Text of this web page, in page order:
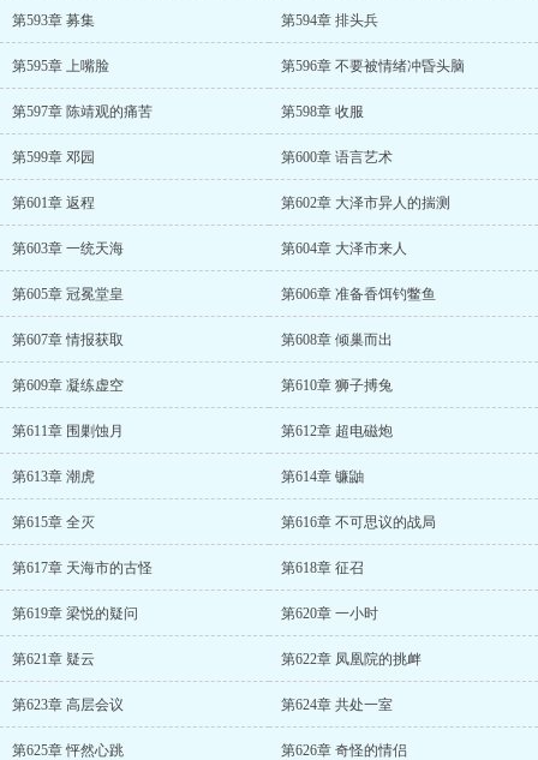
第593章 募集 第594章 排头兵
第595章 上嘴脸 第596章 不要被情绪冲昏头脑
第597章 陈靖观的痛苦 第598章 收服
第599章 邓园 第600章 语言艺术
第601章 返程 第602章 大泽市异人的揣测
第603章 一统天海 第604章 大泽市来人
第605章 冠冕堂皇 第606章 准备香饵钓鳖鱼
第607章 情报获取 第608章 倾巢而出
第609章 凝练虚空 第610章 狮子搏兔
第611章 围剿蚀月 第612章 超电磁炮
第613章 潮虎 第614章 镰鼬
第615章 全灭 第616章 不可思议的战局
第617章 天海市的古怪 第618章 征召
第619章 梁悦的疑问 第620章 一小时
第621章 疑云 第622章 凤凰院的挑衅
第623章 高层会议 第624章 共处一室
第625章 怦然心跳 第626章 奇怪的情侣